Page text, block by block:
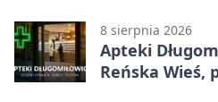
8 sierpnia 2026
Apteki
Reńska Wieś,